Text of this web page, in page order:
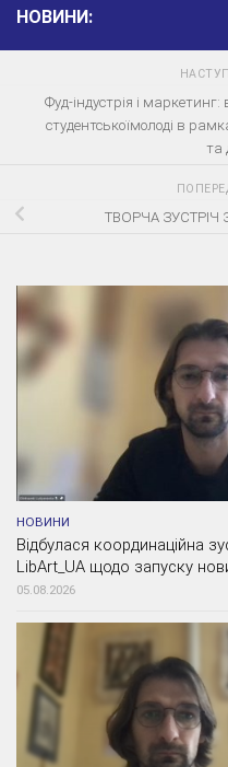
НОВИНИ:
Фуд-індустрія і
студентськоїмолоді в
та
ТВОРЧА ЗУСТРІЧ
НОВИНИ
Відбулася координаційна
LibArt_UA щодо запуску
05.08.2026